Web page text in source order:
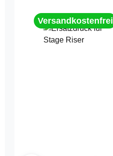
Versandkostenfrei